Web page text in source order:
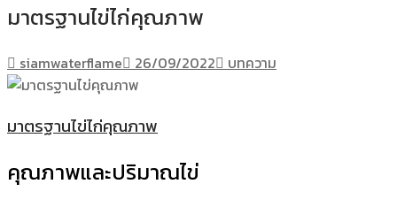
มาตรฐานไข่ไก่คุณภาพ
siamwaterflame 26/09/2022 บทความ
มาตรฐานไข่ไก่คุณภาพ
คุณภาพและปริมาณไข่